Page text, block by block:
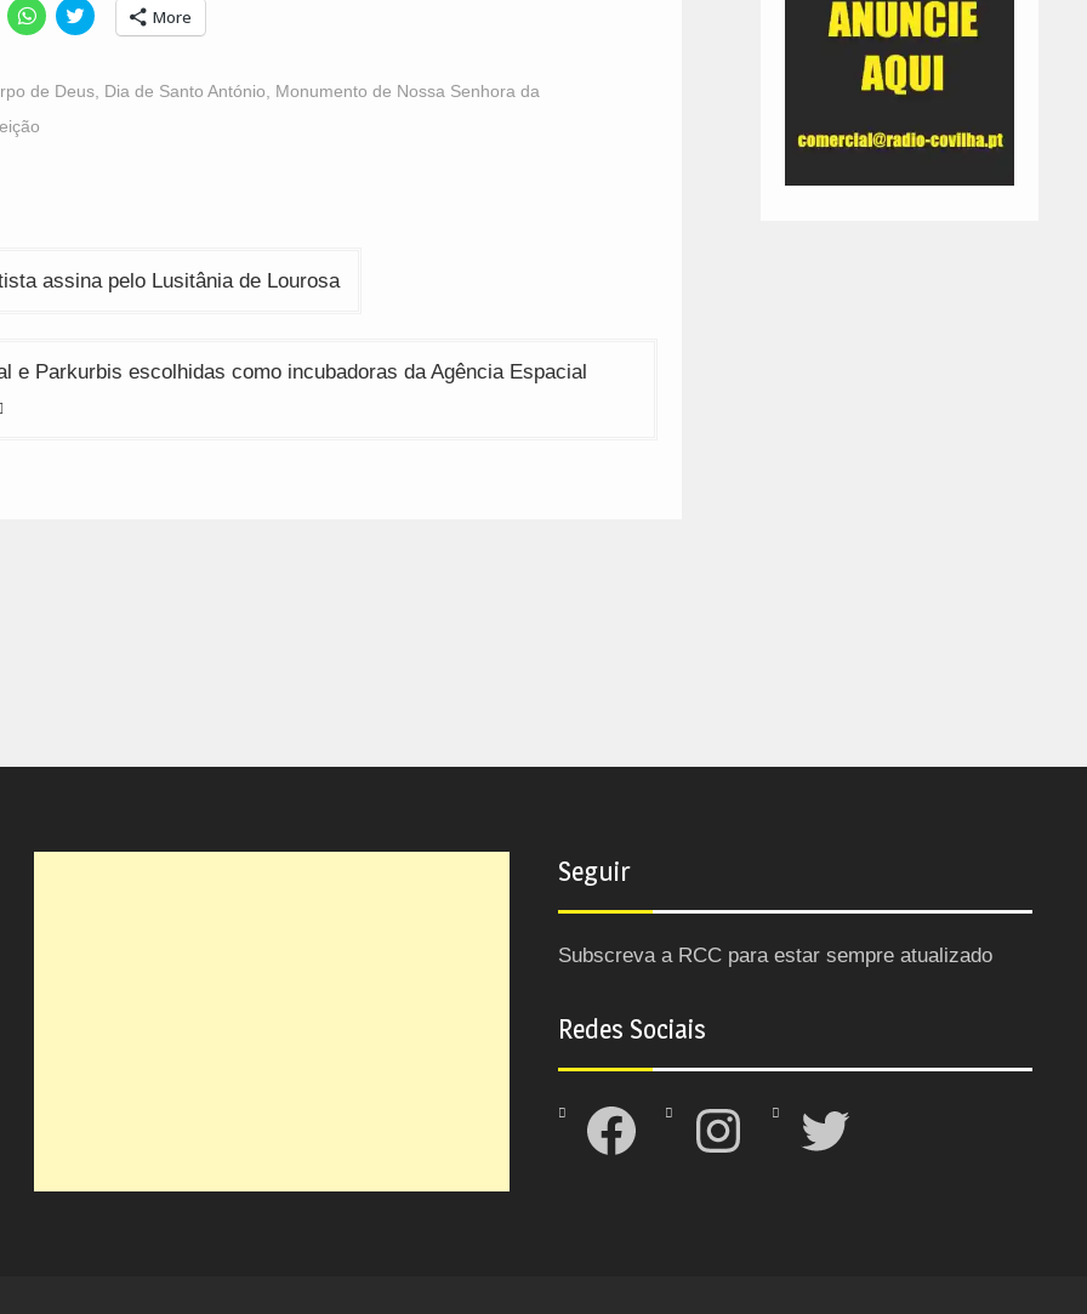
Click
to
(Opens
new
window)
Click
to
share
(Opens
in
More
de Deus, Dia de Santo António
Monumento de Nossa Senhora da
assina pelo Lusitânia de Lourosa
e Parkurbis escolhidas como incubadoras da Agência Espacial
Seguir
Subscreva a RCC para estar sempre atualizado
Redes Sociais
Facebook Instagram Twitter